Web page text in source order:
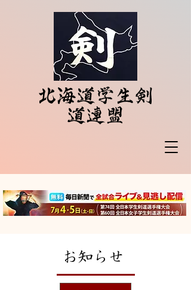
北海道学生剣
道連盟
​お知らせ​